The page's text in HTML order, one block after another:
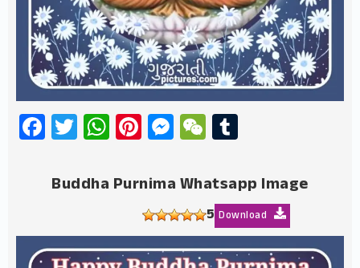
Facebook
Twitter
WhatsApp
Pinterest
Messenger
WeChat
Buddha Purnima Whatsapp Image
5 Download